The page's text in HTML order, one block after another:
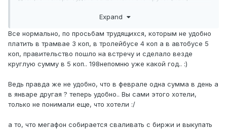
Аффтар клиентов явно за долб..бов держит.
Expand
Все нормально, по просьбам трудящихся, которым не удобно
платить в трамвае 3 коп, в тролейбусе 4 коп а в автобусе 5
коп, правительство пошло на встречу и сделало везде
круглую сумму в 5 коп.. 198непомню уже какой год.. :)
Ведь правда же не удобно, что в феврале одна сумма в день а
в январе другая ? теперь удобно.. Вы сами этого хотели,
только не понимали еще, что хотели :/
а то, что мегафон собирается сваливать с биржи и выкупать